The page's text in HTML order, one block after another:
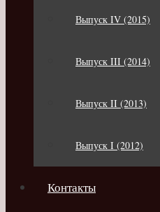
Выпуск IV (2015)
Выпуск III (2014)
Выпуск II (2013)
Выпуск I (2012)
Контакты